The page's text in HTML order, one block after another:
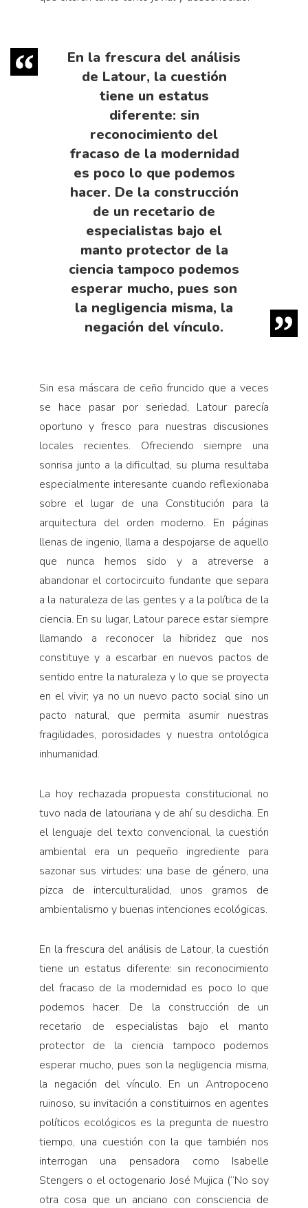
En la frescura del análisis
de Latour, la cuestión
tiene un estatus
diferente: sin
reconocimiento del
fracaso de la modernidad
es poco lo que podemos
hacer. De la construcción
de un recetario de
especialistas bajo el
manto protector de la
ciencia tampoco podemos
esperar mucho, pues son
la negligencia misma, la
negación del vínculo.
Sin esa máscara de ceño fruncido que a veces
se hace pasar por seriedad, Latour parecía
oportuno y fresco para nuestras discusiones
locales recientes. Ofreciendo siempre una
sonrisa junto a la dificultad, su pluma resultaba
especialmente interesante cuando reflexionaba
sobre el lugar de una Constitución para la
arquitectura del orden moderno. En páginas
llenas de ingenio, llama a despojarse de aquello
que nunca hemos sido y a atreverse a
abandonar el cortocircuito fundante que separa
a la naturaleza de las gentes y a la política de la
ciencia. En su lugar, Latour parece estar siempre
llamando a reconocer la hibridez que nos
constituye y a escarbar en nuevos pactos de
sentido entre la naturaleza y lo que se proyecta
en el vivir; ya no un nuevo pacto social sino un
pacto natural, que permita asumir nuestras
fragilidades, porosidades y nuestra ontológica
inhumanidad.
La hoy rechazada propuesta constitucional no
tuvo nada de latouriana y de ahí su desdicha. En
el lenguaje del texto convencional, la cuestión
ambiental era un pequeño ingrediente para
sazonar sus virtudes: una base de género, una
pizca de interculturalidad, unos gramos de
ambientalismo y buenas intenciones ecológicas.
En la frescura del análisis de Latour, la cuestión
tiene un estatus diferente: sin reconocimiento
del fracaso de la modernidad es poco lo que
podemos hacer. De la construcción de un
recetario de especialistas bajo el manto
protector de la ciencia tampoco podemos
esperar mucho, pues son la negligencia misma,
la negación del vínculo. En un Antropoceno
ruinoso, su invitación a constituirnos en agentes
políticos ecológicos es la pregunta de nuestro
tiempo, una cuestión con la que también nos
interrogan una pensadora como Isabelle
Stengers o el octogenario José Mujica (“No soy
otra cosa que un anciano con consciencia de